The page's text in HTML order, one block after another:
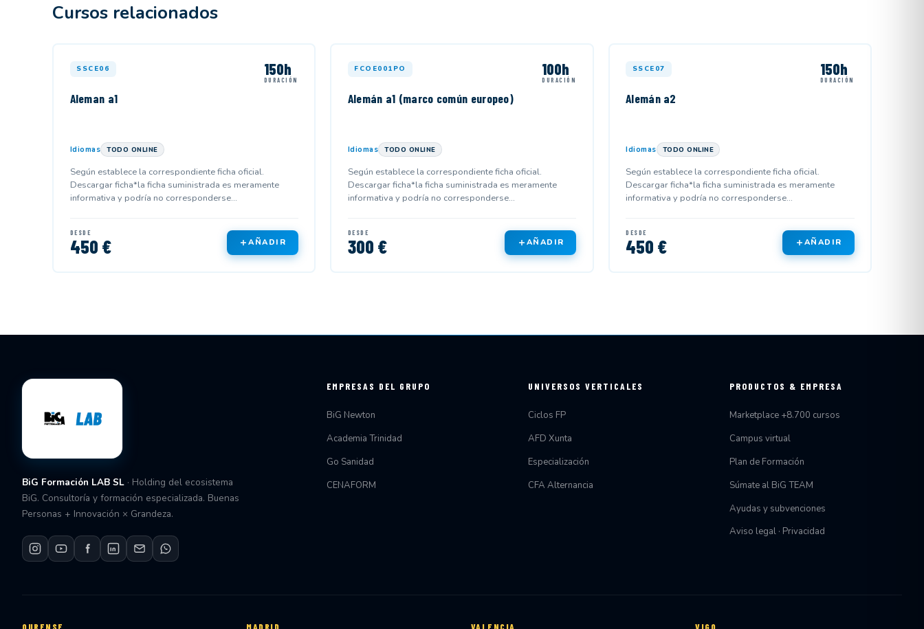
Cursos relacionados
SSCE06 150h
DURACIÓN
Aleman a1
Idiomas TODO ONLINE
Según establece la correspondiente ficha oficial.
Descargar ficha*la ficha suministrada es meramente
informativa y podría no corresponderse...
DESDE
450 € AÑADIR
FCOE001PO 100h
DURACIÓN
Alemán a1 (marco común europeo)
Idiomas TODO ONLINE
Según establece la correspondiente ficha oficial.
Descargar ficha*la ficha suministrada es meramente
informativa y podría no corresponderse...
DESDE
300 € AÑADIR
SSCE07 150h
DURACIÓN
Alemán a2
Idiomas TODO ONLINE
Según establece la correspondiente ficha oficial.
Descargar ficha*la ficha suministrada es meramente
informativa y podría no corresponderse...
DESDE
450 € AÑADIR
BiG Formación LAB SL · Holding del ecosistema
BiG. Consultoría y formación especializada. Buenas
Personas + Innovación × Grandeza.
EMPRESAS DEL GRUPO
BiG Newton
Academia Trinidad
Go Sanidad
CENAFORM
UNIVERSOS VERTICALES
Ciclos FP
AFD Xunta
Especialización
CFA Alternancia
PRODUCTOS & EMPRESA
Marketplace +8.700 cursos
Campus virtual
Plan de Formación
Súmate al BiG TEAM
Ayudas y subvenciones
Aviso legal · Privacidad
OURENSE MADRID VALENCIA VIGO